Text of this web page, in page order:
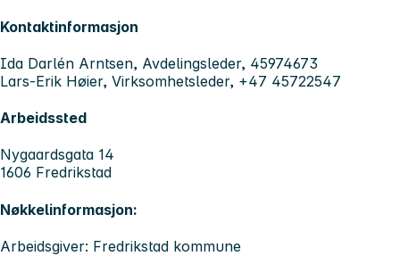
Kontaktinformasjon
Ida Darlén Arntsen, Avdelingsleder, 45974673
Lars-Erik Høier, Virksomhetsleder, +47 45722547
Arbeidssted
Nygaardsgata 14
1606 Fredrikstad
Nøkkelinformasjon:
Arbeidsgiver: Fredrikstad kommune